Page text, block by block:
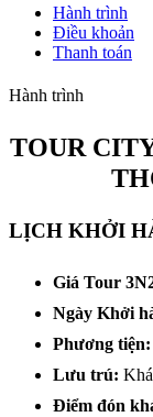
Hành trình
Điều khoản
Thanh toán
Hành trình
TOUR
LỊCH KHỞI
Giá Tour
Ngày Khởi
Phương tiện:
Lưu trú:
Điểm đón